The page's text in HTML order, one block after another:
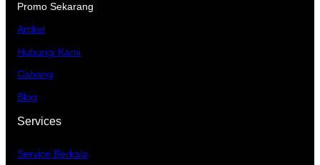
Promo Sekarang
Artikel
Hubungi Kami
Cabang
Blog
Services
Service Berkala